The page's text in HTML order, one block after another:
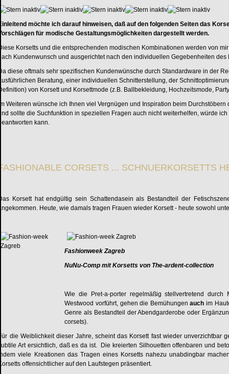
möchte ich darauf hinweisen, daß auf den folgenden Seiten das
für modische Gestaltungsmöglichkeiten dargestellt werden.
Korsetts und die entsprechenden modischen Kombinationen werden von
Kundenwunsch und ausgerichtet nach den individuellen Gegebenheiten des
diese oftmals sehr spezifischen Kundenwünsche durch Standardware in der
Beratung, einer individuellen Schnitterstellung, der
von Korsett und Korsettmode (z.B. Ballbekleidung, Hochzeitsmode,
Weiteren wünsche ich Ihnen viel Vergnügen und Inspiration beim
sollte die Suchfunktion in speziellen Fragen auch nicht weiterhelfen, würde
kann.
CORSETS ... SCHNUERKORSETTS
Korsett hat endgültig sein Schattendasein als Bestandteil der
Heute, wie damals tragen Frauen wieder Korsett - heute sowohl
Fashionweek Zagreb
NuNu-Comp mit Korsetts von The-ardent-collection
Wie die Pret-a-porter regelmäßig stellvertretend
Westwood vorführt, gehen die Bemühungenauch im
Genre als Bestandteil der Abendgarderobe oder
corsets).
die Weiblichkeit dieser Jahre, scheint das Korsett fast wieder
Art ersichtlich, daß es da ist. Die kreierten Silhouetten offenbaren und
viele Kreationen das Tragen eines Korsetts nahezu unabdingbar
offensichtlicher auf den Laufstegen präsentiert.